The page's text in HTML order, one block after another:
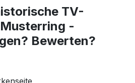
TV-
-
Bewerten?